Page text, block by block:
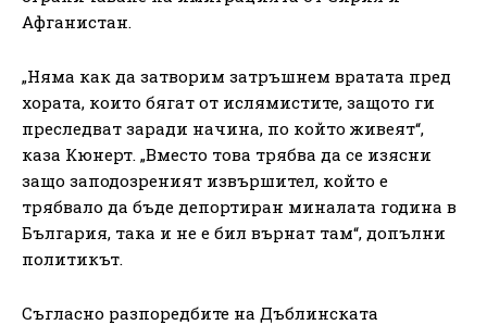
Афганистан.
„Няма как да затворим затръшнем вратата пред
хората, които бягат от ислямистите, защото ги
преследват заради начина, по който живеят“,
каза Кюнерт. „Вместо това трябва да се изясни
защо заподозреният извършител, който е
трябвало да бъде депортиран миналата година в
България, така и не е бил върнат там“, допълни
политикът.
Съгласно разпоредбите на Дъблинската